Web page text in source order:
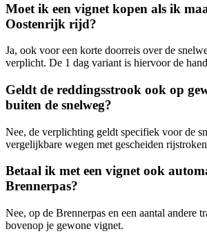
Moet ik een vignet kopen als ik
Oostenrijk rijd?
Ja, ook voor een korte doorreis over de
verplicht. De 1 dag variant is hiervoor de
Geldt de reddingsstrook ook op
buiten de snelweg?
Nee, de verplichting geldt specifiek voor de
vergelijkbare wegen met gescheiden
Betaal ik met een vignet ook
Brennerpas?
Nee, op de Brennerpas en een aantal andere
bovenop je gewone vignet.